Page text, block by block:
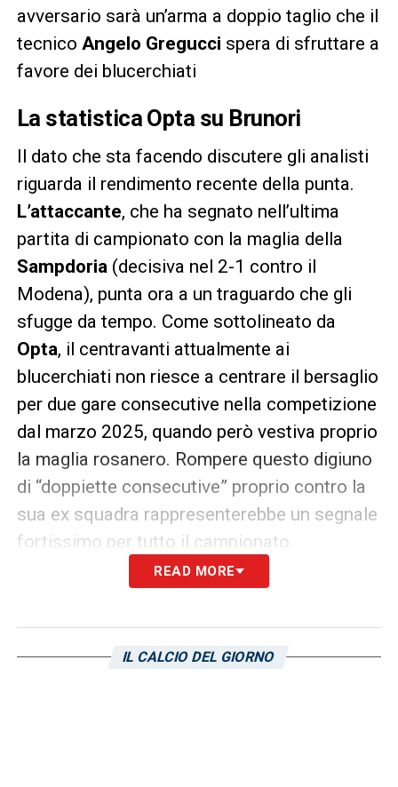
avversario sarà un’arma a doppio taglio che il
tecnico Angelo Gregucci spera di sfruttare a
favore dei blucerchiati
La statistica Opta su Brunori
Il dato che sta facendo discutere gli analisti
riguarda il rendimento recente della punta.
L’attaccante, che ha segnato nell’ultima
partita di campionato con la maglia della
Sampdoria (decisiva nel 2-1 contro il
Modena), punta ora a un traguardo che gli
sfugge da tempo. Come sottolineato da
Opta, il centravanti attualmente ai
blucerchiati non riesce a centrare il bersaglio
per due gare consecutive nella competizione
dal marzo 2025, quando però vestiva proprio
la maglia rosanero. Rompere questo digiuno
di “doppiette consecutive” proprio contro la
sua ex squadra rappresenterebbe un segnale
fortissimo per tutto il campionato.
LEGGI ANCHE:Nicolini: «C’è aria di
READ MORE
IL CALCIO DEL GIORNO